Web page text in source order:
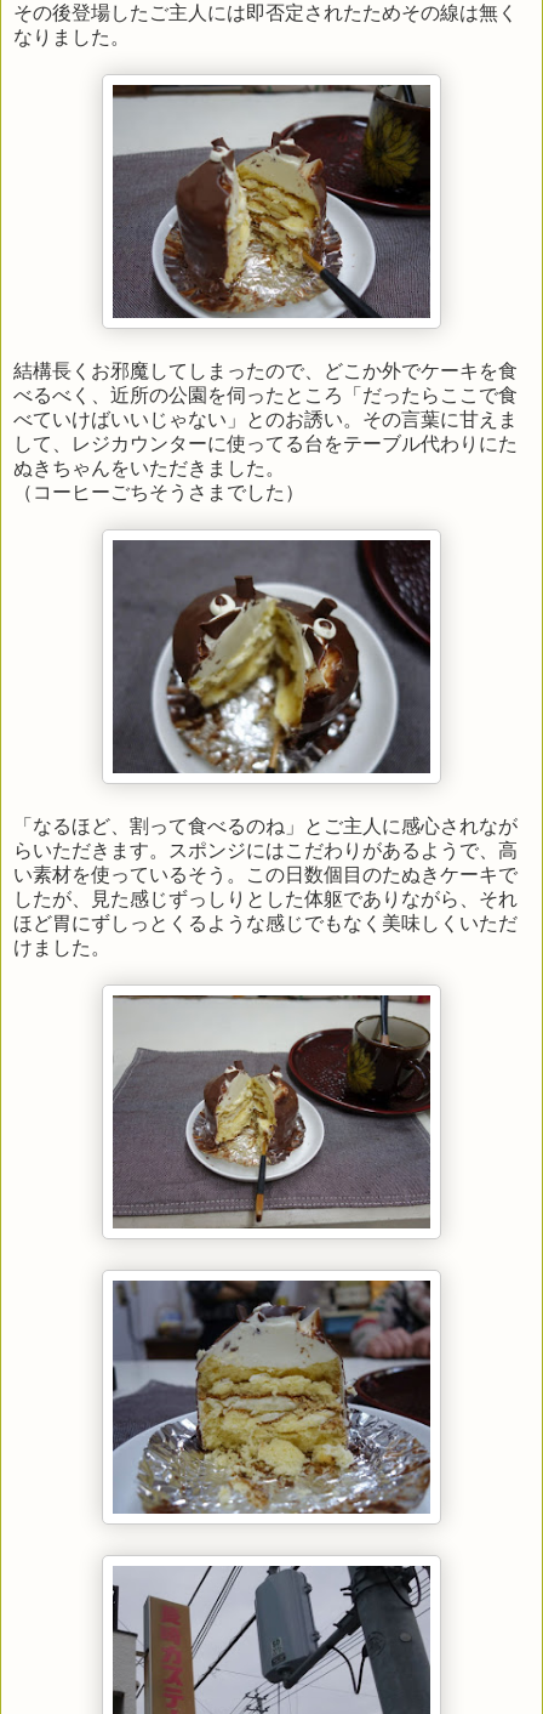
その後登場したご主人には即否定されたためその線は無く
なりました。
結構長くお邪魔してしまったので、どこか外でケーキを食
べるべく、近所の公園を伺ったところ「だったらここで食
べていけばいいじゃない」とのお誘い。その言葉に甘えま
して、レジカウンターに使ってる台をテーブル代わりにた
ぬきちゃんをいただきました。
（コーヒーごちそうさまでした）
「なるほど、割って食べるのね」とご主人に感心されなが
らいただきます。スポンジにはこだわりがあるようで、高
い素材を使っているそう。この日数個目のたぬきケーキで
したが、見た感じずっしりとした体躯でありながら、それ
ほど胃にずしっとくるような感じでもなく美味しくいただ
けました。